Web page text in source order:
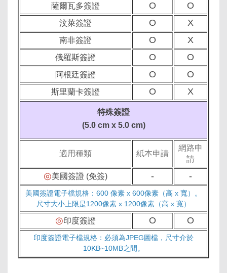
薩爾瓦多簽證 O O
汶萊簽證 O X
南非簽證 O X
俄羅斯簽證 O O
阿根廷簽證 O O
斯里蘭卡簽證 O X
特殊簽證
(5.0 cm x 5.0 cm)
適用種類 紙本申請
網路申
請
◎美國簽證 (免簽) - -
美國簽證電子檔規格：600 像素 x 600像素（高 x 寬）。
尺寸大小上限是1200像素 x 1200像素（高 x 寬）
◎印度簽證 O O
印度簽證電子檔規格： 必須為JPEG圖檔，尺寸介於
10KB~10MB之間。